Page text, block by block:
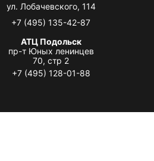
ул. Лобачевского, 114
+7 (495) 135-42-87
АТЦ Подольск
пр-т Юных ленинцев
70, стр 2
+7 (495) 128-01-88